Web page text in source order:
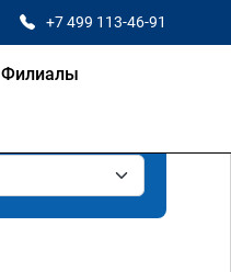
+7 499 113-46-91
Филиалы